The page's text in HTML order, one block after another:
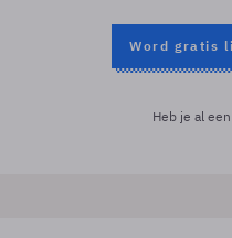
Word gratis
Heb je al